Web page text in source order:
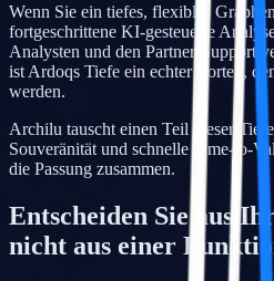
Wenn Sie ein tiefes, flexibles
fortgeschrittene KI-gesteuerte
Analysten und den Partner-Support
ist Ardoqs Tiefe ein echter Vorteil,
werden.
Archilu tauscht einen Teil dieser
Souveränität und schnelle Time-to-
die Passung zusammen.
Entscheiden Sie aus
nicht aus einer